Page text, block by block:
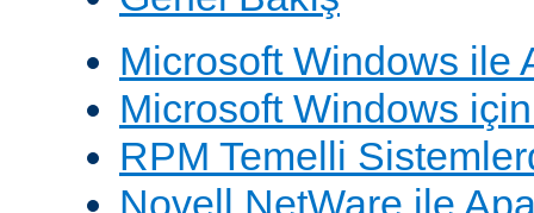
Microsoft Windows ile
Microsoft Windows
RPM Temelli
Novell NetWare ile